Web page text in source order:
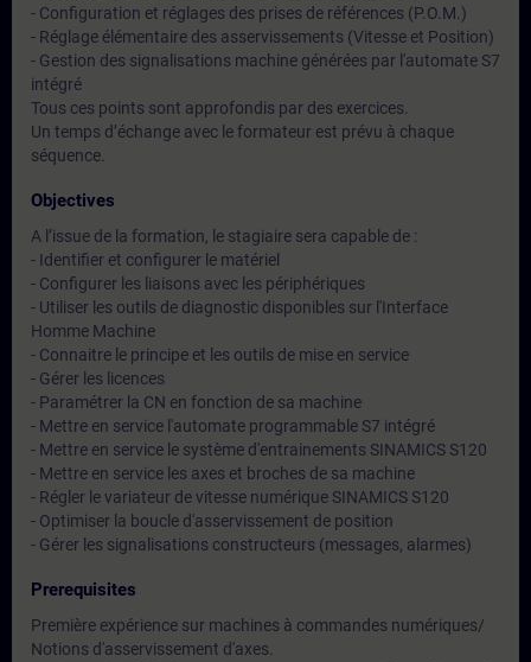
- Configuration et réglages des prises de références (P.O.M.)
- Réglage élémentaire des asservissements (Vitesse et Position)
- Gestion des signalisations machine générées par l'automate S7
intégré
Tous ces points sont approfondis par des exercices.
Un temps d’échange avec le formateur est prévu à chaque
séquence.
Objectives
A l’issue de la formation, le stagiaire sera capable de :
- Identifier et configurer le matériel
- Configurer les liaisons avec les périphériques
- Utiliser les outils de diagnostic disponibles sur l'Interface
Homme Machine
- Connaitre le principe et les outils de mise en service
- Gérer les licences
- Paramétrer la CN en fonction de sa machine
- Mettre en service l'automate programmable S7 intégré
- Mettre en service le système d'entrainements SINAMICS S120
- Mettre en service les axes et broches de sa machine
- Régler le variateur de vitesse numérique SINAMICS S120
- Optimiser la boucle d'asservissement de position
- Gérer les signalisations constructeurs (messages, alarmes)
Prerequisites
Première expérience sur machines à commandes numériques/
Notions d'asservissement d'axes.